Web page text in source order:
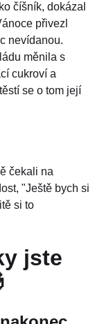
číšník, dokázal
přivezl
nevídanou.
měnila s
cukroví a
se o tom její
čekali na
"Ještě bych si
si to
jste